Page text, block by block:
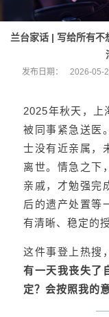
兰台家话 | 写给所有
发布日期： 2026-05-
2025年秋天，上
被同事紧急送医
士没有近亲属，
离世。情急之下
亲戚，才勉强完
后的遗产处置等
有清晰、稳定的
这件事登上热搜
有一天我丧失了
定？会按照我的